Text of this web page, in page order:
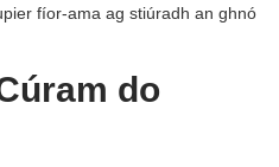
fíor-ama ag stiúradh an ghnó
do